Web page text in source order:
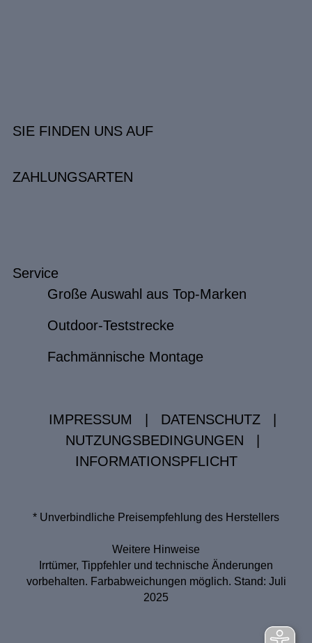
SIE FINDEN UNS AUF
ZAHLUNGSARTEN
Service
Große Auswahl aus Top-Marken
Outdoor-Teststrecke
Fachmännische Montage
IMPRESSUM DATENSCHUTZ
NUTZUNGSBEDINGUNGEN
INFORMATIONSPFLICHT
* Unverbindliche Preisempfehlung des Herstellers
Weitere Hinweise
Irrtümer, Tippfehler und technische Änderungen
vorbehalten. Farbabweichungen möglich. Stand: Juli
2025